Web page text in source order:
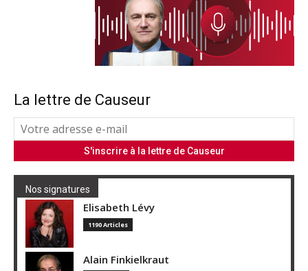
La lettre de Causeur
Nos signatures
Elisabeth Lévy
1190 Articles
Alain Finkielkraut